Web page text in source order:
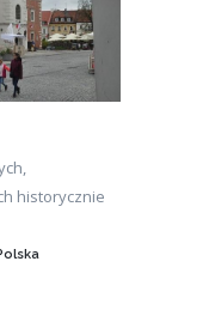
historycznie